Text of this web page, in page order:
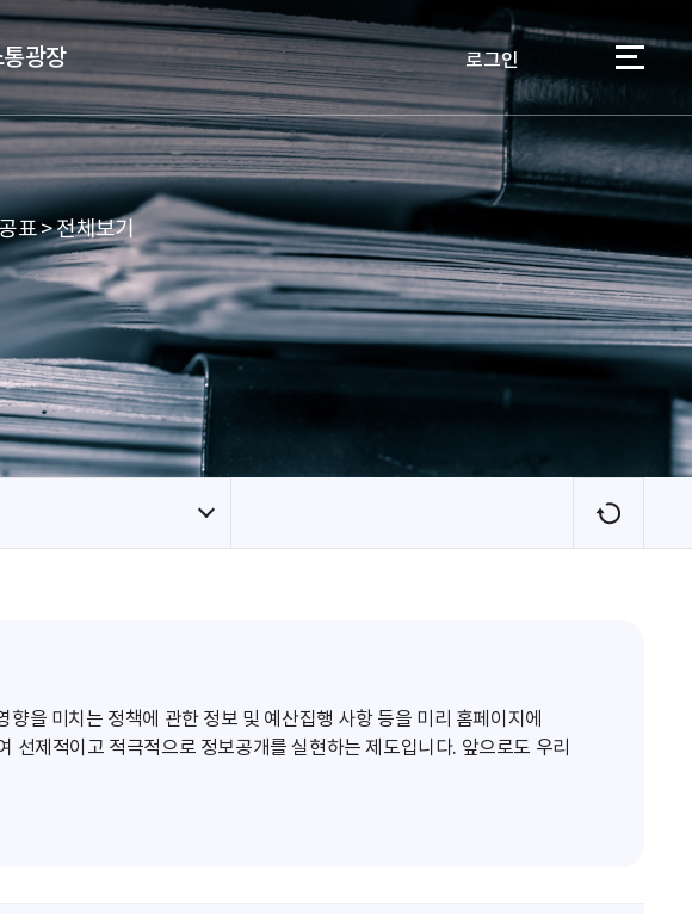
광장 로그인 이용자
표 > 전체보기
새
로
을 미치는 정책에 관한 정보 및 예산집행 사항 등을 미리 홈페이지에
제적이고 적극적으로 정보공개를 실현하는 제도입니다. 앞으로도 우리